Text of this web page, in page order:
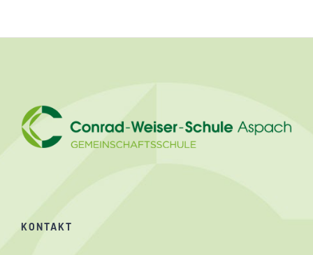
KONTAKT